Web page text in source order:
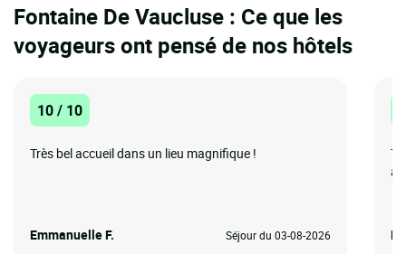
Fontaine De Vaucluse : Ce que les
voyageurs ont pensé de nos hôtels
10 / 10
Très bel accueil dans un lieu magnifique !
Emmanuelle F. Séjour du 03-08-2026